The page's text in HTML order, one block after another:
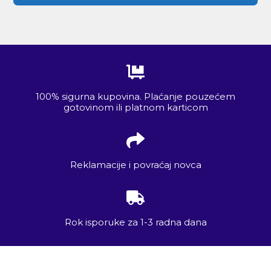
100% sigurna kupovina. Plaćanje pouzećem
gotovinom ili platnom karticom
Reklamacije i povraćaj novca
Rok isporuke za 1-3 radna dana